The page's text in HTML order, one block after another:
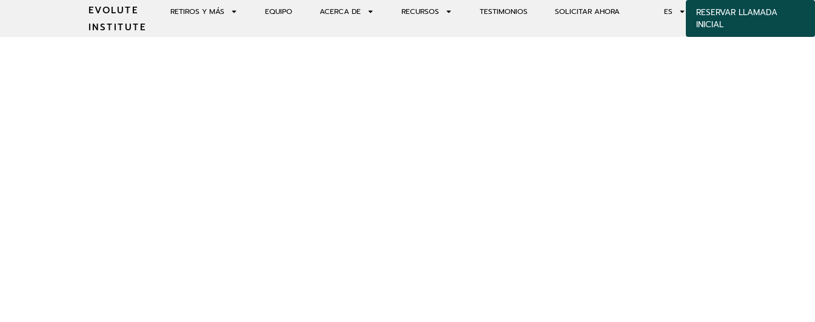
RETIROS Y MÁS EQUIPO ACERCA DE RECURSOS TESTIMONIOS SOLICITAR AHORA ES
RESERVAR LLAMADA
INICIAL
EVOLUTE
INSTITUTE